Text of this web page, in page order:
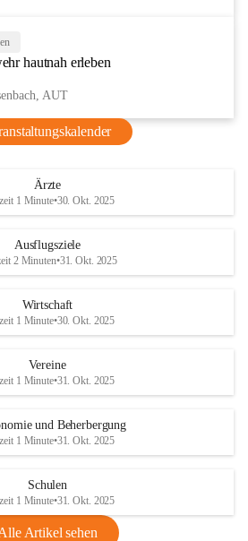
hautnah erleben
AUT
Ärzte
1 Minute•30. Okt. 2025
Ausflugsziele
2 Minuten•31. Okt. 2025
Wirtschaft
1 Minute•30. Okt. 2025
Vereine
1 Minute•31. Okt. 2025
und Beherbergung
1 Minute•31. Okt. 2025
Schulen
1 Minute•31. Okt. 2025
Artikel sehen